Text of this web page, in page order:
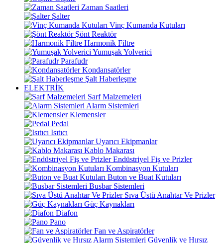
Zaman Saatleri
Şalter
Vinç Kumanda Kutuları
Şönt Reaktör
Harmonik Filtre
Yumuşak Yolverici
Parafudr
Kondansatörler
Şalt Haberleşme
ELEKTRİK
Sarf Malzemeleri
Alarm Sistemleri
Klemensler
Pedal
Isıtıcı
Uyarıcı Ekipmanlar
Kablo Makarası
Endüstriyel Fiş ve Prizler
Kombinasyon Kutuları
Buton ve Buat Kutuları
Busbar Sistemleri
Sıva Üstü Anahtar Ve Prizler
Güç Kaynakları
Diafon
Pano
Fan ve Aspiratörler
Güvenlik ve Hırsız